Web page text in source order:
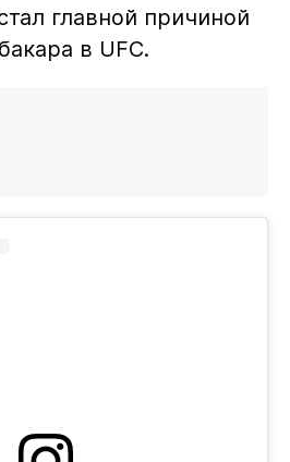
главной причиной
в UFC.